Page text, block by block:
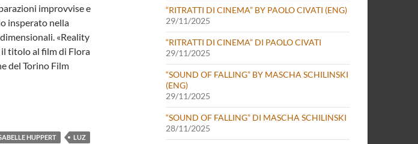
improvvise e
insperato nella
«Reality
il titolo al film di Flora
del Torino Film
HUPPERT
LUZ
“RITRATTI DI CINEMA” BY PAOLO CIVATI (ENG)
29/11/2025
“RITRATTI DI CINEMA” DI PAOLO CIVATI
29/11/2025
“SOUND OF FALLING” BY MASCHA SCHILINSKI
(ENG)
29/11/2025
“SOUND OF FALLING” DI MASCHA SCHILINSKI
28/11/2025